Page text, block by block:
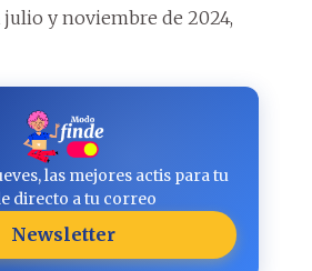
y noviembre de 2024,
las mejores actis para tu
directo a tu correo
Newsletter